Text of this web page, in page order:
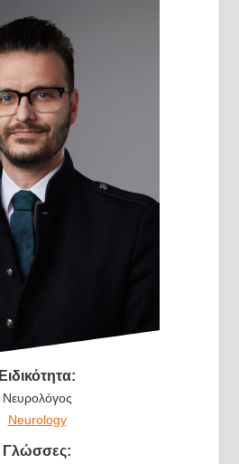
Ειδικότητα:
Νευρολόγος
Neurology
Γλώσσες: